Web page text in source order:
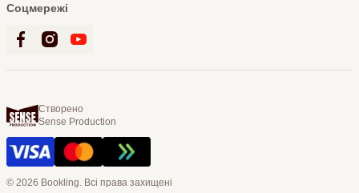
Соцмережі
Створено
Sense Production
© 2026 Bookling. Всі права захищені